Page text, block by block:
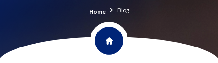
Home Blog